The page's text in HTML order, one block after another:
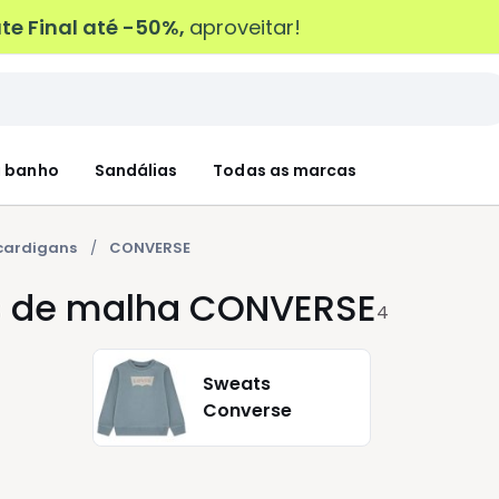
Final até -50%, aproveitar!
banho Sandálias Todas as marcas
CONVERSE
malha CONVERSE4
Sweats
Converse